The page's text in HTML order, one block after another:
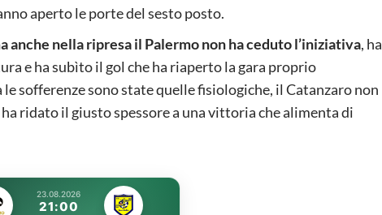
aperto le porte del sesto posto.
anche nella ripresa il Palermo non ha ceduto l’iniziativa, ha
e ha subìto il gol che ha riaperto la gara proprio
le sofferenze sono state quelle fisiologiche, il Catanzaro non
ridato il giusto spessore a una vittoria che alimenta di
23.08.2026
21:00